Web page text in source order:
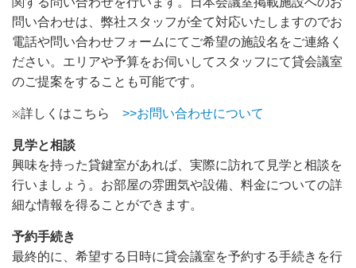
問い合わせは、弊社スタッフが全て対応いたしますのでお
電話や問い合わせフォームにてご希望の施設名をご連絡く
ださい。エリアや予算をお伺いしてスタッフにて貸会議室
のご提案をすることも可能です。
※詳しくはこちら >>お問い合わせについて
見学と相談
興味を持った貸鍵室があれば、実際に訪れて見学と相談を
行いましょう。お部屋の雰囲気や設備、料金についての詳
細な情報を得ることができます。
予約手続き
最終的に、希望する日時に貸会議室を予約する手続きを行